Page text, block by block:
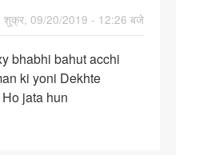
शुक्र, 09/20/2019 - 12:26 बजे
bhabhi bahut acchi
ki yoni Dekhte
jata hun